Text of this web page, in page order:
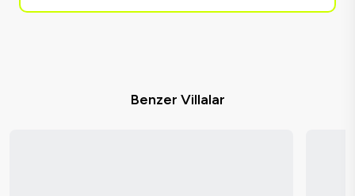
Benzer Villalar